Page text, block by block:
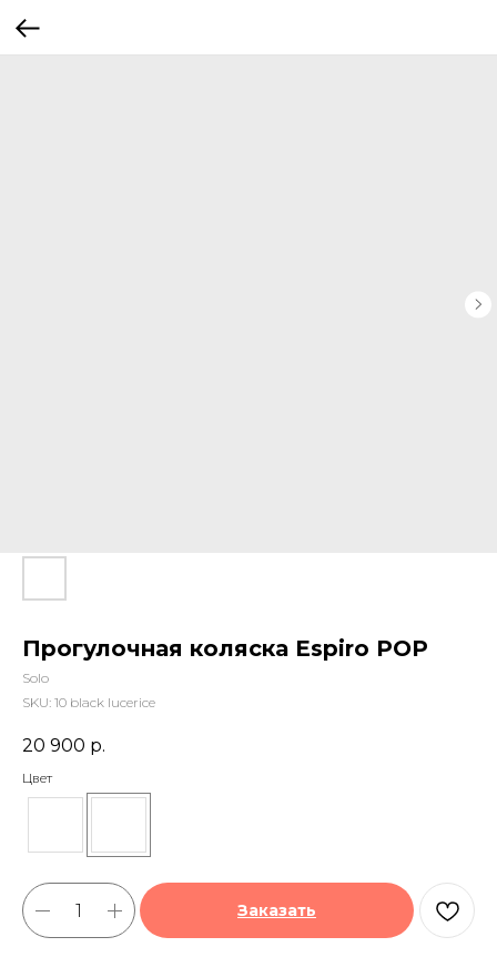
Прогулочная коляска Espiro POP
Solo
SKU: 10 black lucerice
20 900 р.
Цвет
Заказать